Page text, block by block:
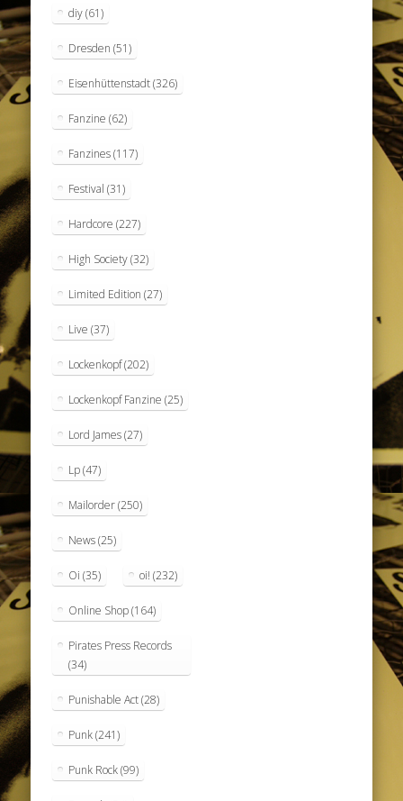
diy(61)
Dresden (51)
Eisenhüttenstadt(326)
Fanzine (62)
Fanzines(117)
Festival (31)
Hardcore (227)
High Society(32)
Limited Edition (27)
Live (37)
Lockenkopf(202)
Lockenkopf Fanzine (25)
Lord James(27)
Lp(47)
Mailorder(250)
News(25)
Oi (35) oi! (232)
Online Shop(164)
Pirates Press Records
(34)
Punishable Act(28)
Punk(241)
Punk Rock(99)